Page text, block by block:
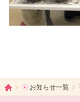
ホームお知らせ一覧